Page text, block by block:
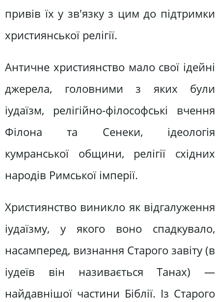
привів їх у зв'язку з цим до підтримки
християнської релігії.
Античне християнство мало свої ідейні
джерела, головними з яких були
іудаїзм, релігійно-філософські вчення
Філона та Сенеки, ідеологія
кумранської общини, релігії східних
народів Римської імперії.
Християнство виникло як відгалуження
іудаїзму, у якого воно спадкувало,
насамперед, визнання Старого завіту (в
іудеїв він називається Танах) —
найдавнішої частини Біблії. Із Старого